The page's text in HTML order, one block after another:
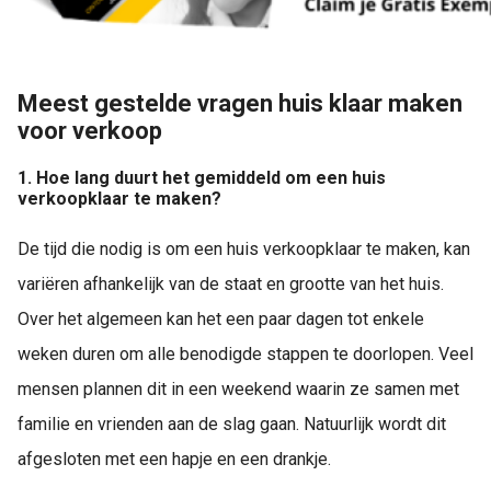
Meest gestelde vragen huis klaar maken
voor verkoop
1. Hoe lang duurt het gemiddeld om een huis
verkoopklaar te maken?
De tijd die nodig is om een huis verkoopklaar te maken, kan
variëren afhankelijk van de staat en grootte van het huis.
Over het algemeen kan het een paar dagen tot enkele
weken duren om alle benodigde stappen te doorlopen. Veel
mensen plannen dit in een weekend waarin ze samen met
familie en vrienden aan de slag gaan. Natuurlijk wordt dit
afgesloten met een hapje en een drankje.